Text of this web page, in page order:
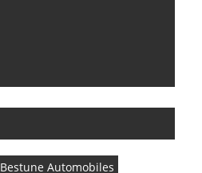
Bestune Automobiles